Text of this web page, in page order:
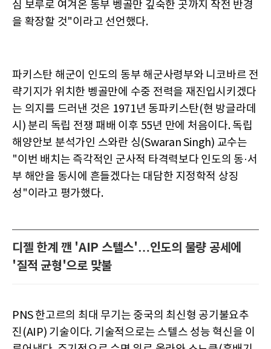
심 보루로 여겨온 동부 벵골만 깊숙한 곳까지 작전 반경
을 확장할 것"이라고 선언했다.
파키스탄 해군이 인도의 동부 해군사령부와 니코바르 전
략기지가 위치한 벵골만에 수중 전력을 재진입시키겠다
는 의지를 드러낸 것은 1971년 동파키스탄(현 방글라데
시) 분리 독립 전쟁 패배 이후 55년 만에 처음이다. 독립
해양안보 분석가인 스와란 싱(Swaran Singh) 교수는
"이번 배치는 즉각적인 군사적 타격력보다 인도의 동·서
부 해안을 동시에 흔들겠다는 대담한 지정학적 상징
성"이라고 평가했다.
디젤 한계 깬 'AIP 스텔스'…인도의 물량 공세에
'질적 균형'으로 맞불
PNS 한고르의 최대 무기는 중국의 최신형 공기불요추
진(AIP) 기술이다. 기술적으로는 스텔스 성능 혁신을 이